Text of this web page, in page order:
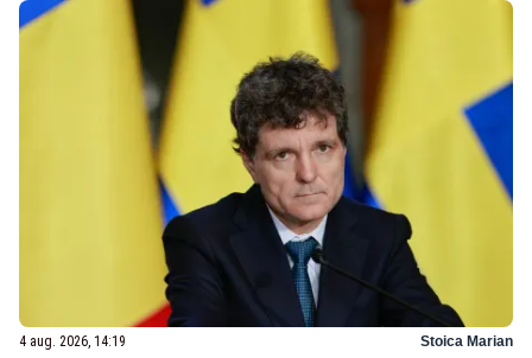
4 aug. 2026, 14:19 Stoica Marian